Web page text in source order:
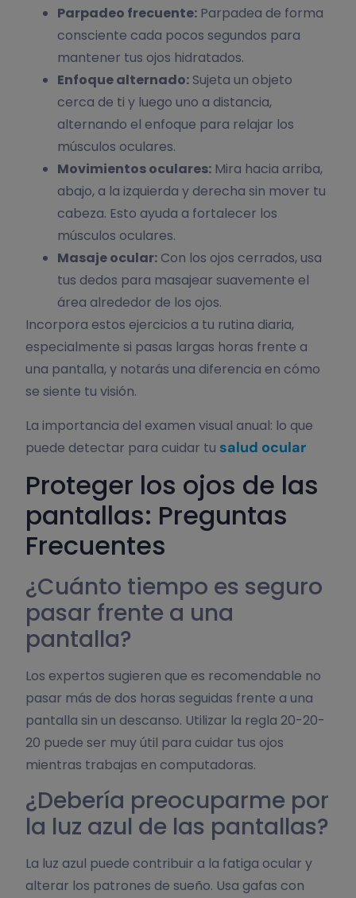
Parpadeo frecuente: Parpadea de forma
consciente cada pocos segundos para
mantener tus ojos hidratados.
Enfoque alternado: Sujeta un objeto
cerca de ti y luego uno a distancia,
alternando el enfoque para relajar los
músculos oculares.
Movimientos oculares: Mira hacia arriba,
abajo, a la izquierda y derecha sin mover tu
cabeza. Esto ayuda a fortalecer los
músculos oculares.
Masaje ocular: Con los ojos cerrados, usa
tus dedos para masajear suavemente el
área alrededor de los ojos.
Incorpora estos ejercicios a tu rutina diaria,
especialmente si pasas largas horas frente a
una pantalla, y notarás una diferencia en cómo
se siente tu visión.
La importancia del examen visual anual: lo que
puede detectar para cuidar tu salud ocular
Proteger los ojos de las
pantallas: Preguntas
Frecuentes
¿Cuánto tiempo es seguro
pasar frente a una
pantalla?
Los expertos sugieren que es recomendable no
pasar más de dos horas seguidas frente a una
pantalla sin un descanso. Utilizar la regla 20-20-
20 puede ser muy útil para cuidar tus ojos
mientras trabajas en computadoras.
¿Debería preocuparme por
la luz azul de las pantallas?
La luz azul puede contribuir a la fatiga ocular y
alterar los patrones de sueño. Usa gafas con